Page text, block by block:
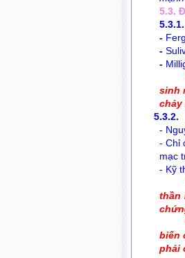
5.3.
-
-
-
*
sinh
chảy
5.3.2.
-
- Chỉ
mạc
- Kỹ
thần
*
biến
phải